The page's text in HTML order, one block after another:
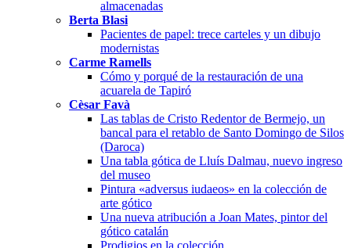
almacenadas
Berta Blasi
Pacientes de papel: trece carteles y un dibujo
modernistas
Carme Ramells
Cómo y porqué de la restauración de una
acuarela de Tapiró
Cèsar Favà
Las tablas de Cristo Redentor de Bermejo, un
bancal para el retablo de Santo Domingo de Silos
(Daroca)
Una tabla gótica de Lluís Dalmau, nuevo ingreso
del museo
Pintura «adversus iudaeos» en la colección de
arte gótico
Una nueva atribución a Joan Mates, pintor del
gótico catalán
Prodigios en la colección